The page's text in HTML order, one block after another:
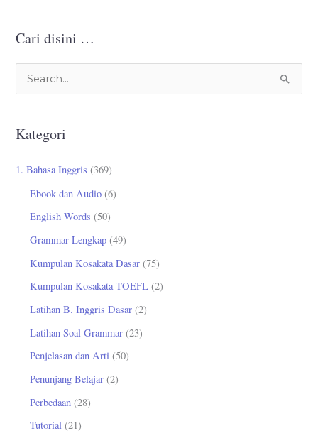
Cari disini …
i
u
Kategori
1. Bahasa Inggris (369)
Ebook dan Audio (6)
English Words (50)
Grammar Lengkap (49)
Kumpulan Kosakata Dasar (75)
Kumpulan Kosakata TOEFL (2)
Latihan B. Inggris Dasar (2)
Latihan Soal Grammar (23)
Penjelasan dan Arti (50)
Penunjang Belajar (2)
Perbedaan (28)
Tutorial (21)